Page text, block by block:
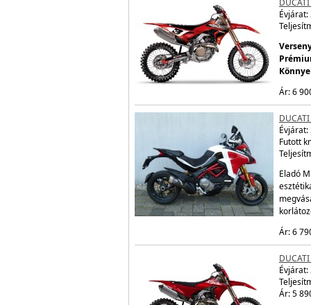
Évjárat:
Ár: 6
Évjárat:
Futott
Eladó
Ár: 6
Évjárat:
Ár: 5